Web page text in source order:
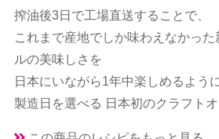
搾油後3日で工場直送することで、
これまで産地でしか味わえなかった
ルの美味しさを
日本にいながら1年中楽しめるよう
製造日を選べる 日本初のクラフトオ